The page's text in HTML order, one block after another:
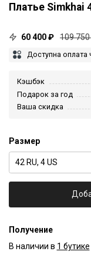
Платье Simkhai
60 400 ₽ 109
Доступна оплата
Кэшбэк
Подарок за год
Ваша скидка
Размер
42 RU, 4 US
Получение
В наличии в 1 бутике